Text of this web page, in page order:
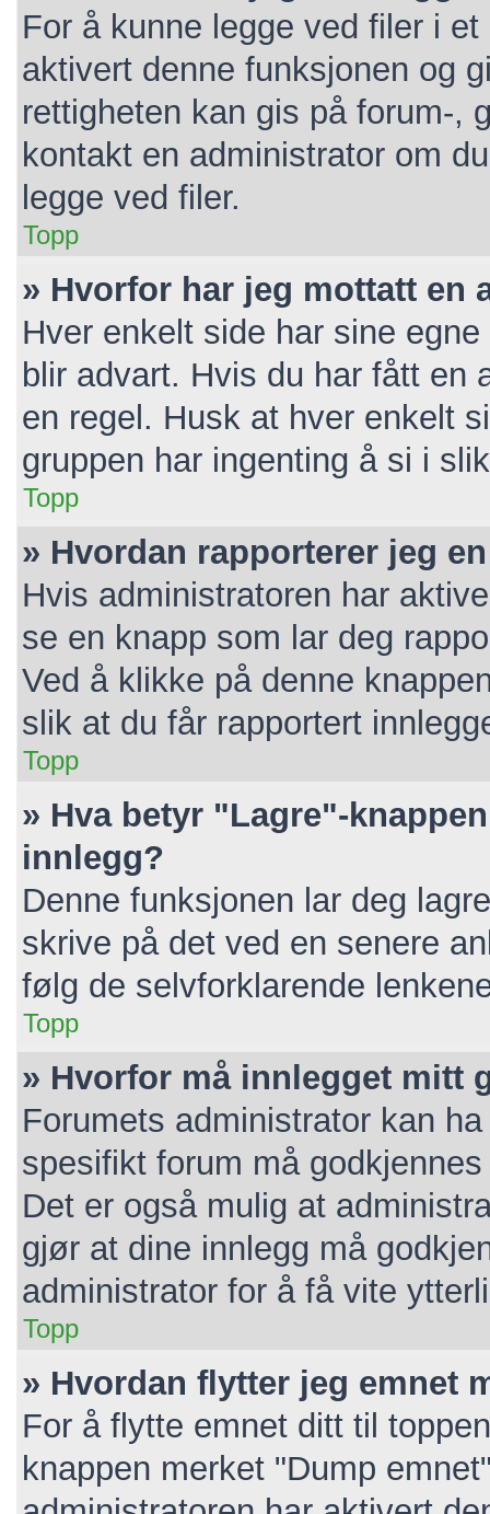
For å kunne legge ved filer i
aktivert denne funksjonen og
rettigheten kan gis på forum-,
kontakt en administrator om
legge ved filer.
Topp
» Hvorfor har jeg mottatt en
Hver enkelt side har sine
blir advart. Hvis du har fått en
en regel. Husk at hver enkelt
gruppen har ingenting å si i
Topp
» Hvordan rapporterer jeg
Hvis administratoren har
se en knapp som lar deg
Ved å klikke på denne
slik at du får rapportert
Topp
» Hva betyr "Lagre"-
innlegg?
Denne funksjonen lar deg
skrive på det ved en senere
følg de selvforklarende
Topp
» Hvorfor må innlegget mitt
Forumets administrator kan
spesifikt forum må
Det er også mulig at
gjør at dine innlegg må
administrator for å få vite
Topp
» Hvordan flytter jeg emnet
For å flytte emnet ditt til
knappen merket "Dump